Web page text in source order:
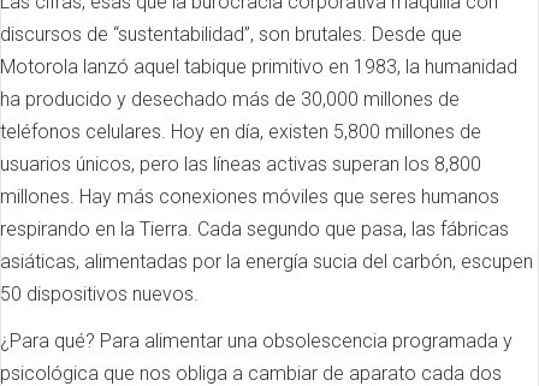
discursos de “sustentabilidad”, son brutales. Desde que
Motorola lanzó aquel tabique primitivo en 1983, la humanidad
ha producido y desechado más de 30,000 millones de
teléfonos celulares. Hoy en día, existen 5,800 millones de
usuarios únicos, pero las líneas activas superan los 8,800
millones. Hay más conexiones móviles que seres humanos
respirando en la Tierra. Cada segundo que pasa, las fábricas
asiáticas, alimentadas por la energía sucia del carbón, escupen
50 dispositivos nuevos.
¿Para qué? Para alimentar una obsolescencia programada y
psicológica que nos obliga a cambiar de aparato cada dos